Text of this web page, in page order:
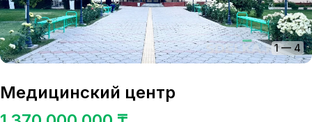
1— 4
Медицинский центр